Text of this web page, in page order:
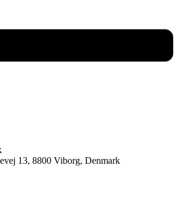
13, 8800 Viborg, Denmark